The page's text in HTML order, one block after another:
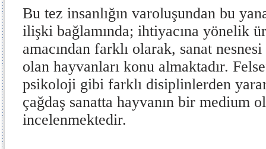
Bu tez insanlığın varoluşundan bu
ilişki bağlamında; ihtiyacına yönelik
amacından farklı olarak, sanat
olan hayvanları konu almaktadır.
psikoloji gibi farklı disiplinlerden
çağdaş sanatta hayvanın bir medium
incelenmektedir.